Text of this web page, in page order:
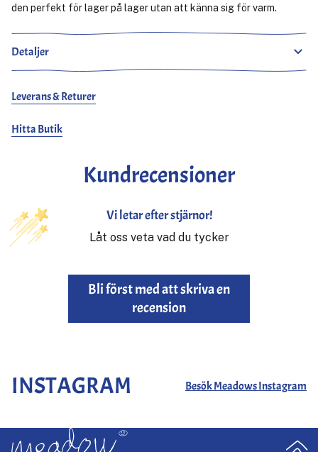
den perfekt för lager på lager utan att känna sig för varm.
Detaljer
Leverans & Returer
Hitta Butik
Kundrecensioner
Vi letar efter stjärnor!
Låt oss veta vad du tycker
Bli först med att skriva en
recension
INSTAGRAM Besök Meadows Instagram